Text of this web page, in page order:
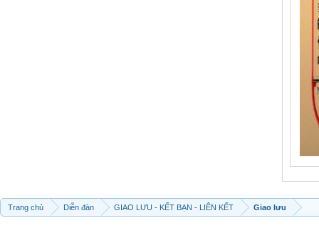
Trang chủ Diễn đàn GIAO LƯU - KẾT BẠN - LIÊN KẾT Giao lưu